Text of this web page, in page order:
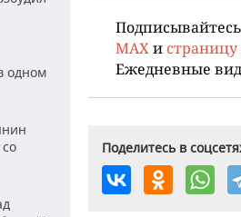
одном
MAX и страницу
Ежедневные
Поделитесь в